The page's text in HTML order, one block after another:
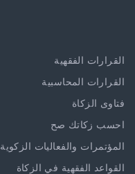
القرارات الفقهية
القرارات المحاسبية
فتاوى الزكاة
احسب زكاتك صح
المؤتمرات والفعاليات الزكوية
القواعد الفقهية في الزكاة